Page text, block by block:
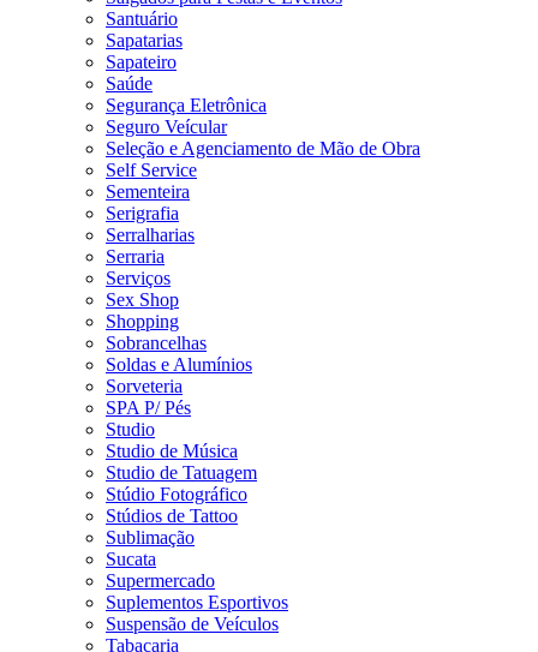
Santuário
Sapatarias
Sapateiro
Saúde
Segurança Eletrônica
Seguro Veícular
Seleção e Agenciamento de Mão de Obra
Self Service
Sementeira
Serigrafia
Serralharias
Serraria
Serviços
Sex Shop
Shopping
Sobrancelhas
Soldas e Alumínios
Sorveteria
SPA P/ Pés
Studio
Studio de Música
Studio de Tatuagem
Stúdio Fotográfico
Stúdios de Tattoo
Sublimação
Sucata
Supermercado
Suplementos Esportivos
Suspensão de Veículos
Tabacaria